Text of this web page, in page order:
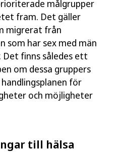
målgrupper
fram. Det gäller
migrerat från
som har sex med män
Det finns således ett
om dessa gruppers
för
och möjligheter
till hälsa